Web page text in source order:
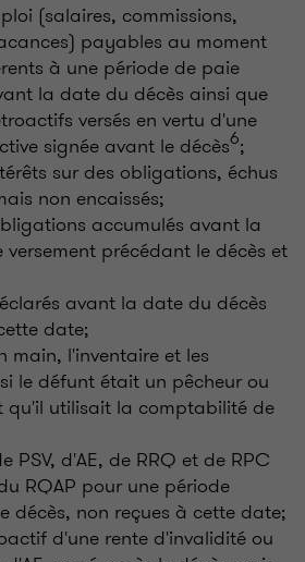
(salaires, commissions,
payables au moment
à une période de paie
la date du décès ainsi que
versés en vertu d'une
signée avant le décès6;
sur des obligations, échus
non encaissés;
accumulés avant la
précédant le décès et
avant la date du décès
date;
main, l'inventaire et les
le défunt était un pêcheur ou
qu'il utilisait la comptabilité de
PSV, d'AE, de RRQ et de RPC
RQAP pour une période
décès, non reçues à cette date;
d'une rente d'invalidité ou